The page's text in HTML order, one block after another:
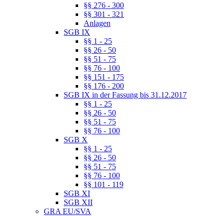
§§ 276 - 300
§§ 301 - 321
Anlagen
SGB IX
§§ 1 - 25
§§ 26 - 50
§§ 51 - 75
§§ 76 - 100
§§ 151 - 175
§§ 176 - 200
SGB IX in der Fassung bis 31.12.2017
§§ 1 - 25
§§ 26 - 50
§§ 51 - 75
§§ 76 - 100
SGB X
§§ 1 - 25
§§ 26 - 50
§§ 51 - 75
§§ 76 - 100
§§ 101 - 119
SGB XI
SGB XII
GRA EU/SVA